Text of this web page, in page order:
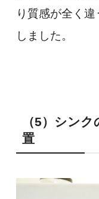
り質感が全く
しました。
（5）シン
置